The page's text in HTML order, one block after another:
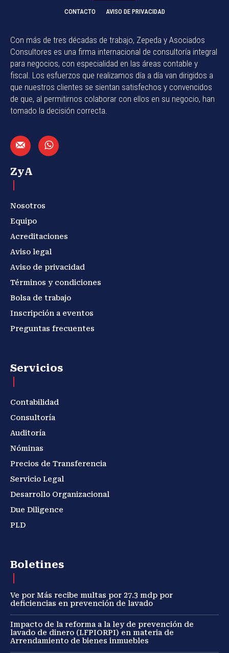
CONTACTO AVISO DE PRIVACIDAD
Con más de tres décadas de trabajo, Zepeda y Asociados
Consultores es una firma internacional de consultoría integral
para negocios, con especialidad en las áreas contable y
fiscal. Los esfuerzos que realizamos día a día van dirigidos a
que nuestros clientes se sientan satisfechos y convencidos
de que, al permitirnos colaborar con ellos en su negocio, han
tomado la decisión correcta.
ZyA
Nosotros
Equipo
Acreditaciones
Aviso legal
Aviso de privacidad
Términos y condiciones
Bolsa de trabajo
Inscripción a eventos
Preguntas frecuentes
Servicios
Contabilidad
Consultoría
Auditoría
Nóminas
Precios de Transferencia
Servicio Legal
Desarrollo Organizacional
Due Diligence
PLD
Boletines
Ve por Más recibe multas por 27.3 mdp por
deficiencias en prevención de lavado
Impacto de la reforma a la ley de prevención de
lavado de dinero (LFPIORPI) en materia de
Arrendamiento de bienes inmuebles